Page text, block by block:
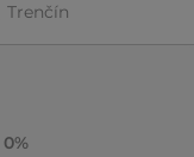
Trenčín
0%